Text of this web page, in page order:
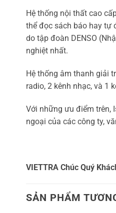
Hệ thống nội thất cao
thể đọc sách báo hay tự
do tập đoàn DENSO
nghiệt nhất.
Hệ thống âm thanh giải
radio, 2 kênh nhạc, và 1
Với những ưu điểm trên,
ngoại của các công ty,
VIETTRA Chúc Quý
SẢN PHẨM